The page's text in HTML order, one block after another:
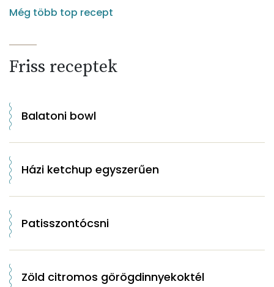
Még több top recept
Friss receptek
Balatoni bowl
Házi ketchup egyszerűen
Patisszontócsni
Zöld citromos görögdinnyekoktél